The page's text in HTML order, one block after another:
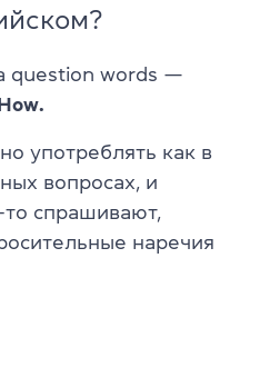
question words —
употреблять как в
вопросах, и
спрашивают,
наречия